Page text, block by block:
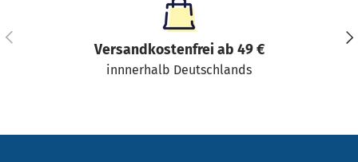
Vorherige
Versandkostenfrei ab 49 €
innnerhalb Deutschlands